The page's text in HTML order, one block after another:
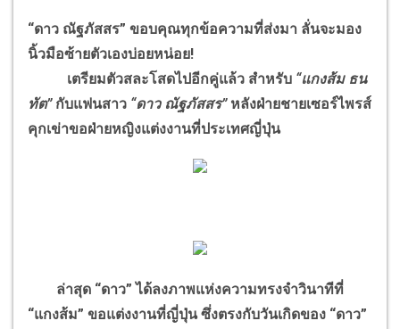
“ดาว ณัฐภัสสร” ขอบคุณทุกข้อความที่ส่งมา ลั่นจะมอง
นิ้วมือซ้ายตัวเองบ่อยหน่อย!
เตรียมตัวสละโสดไปอีกคู่แล้ว สำหรับ “แกงส้ม ธน
ทัต”กับแฟนสาว “ดาว ณัฐภัสสร”หลังฝ่ายชายเซอร์ไพรส์
คุกเข่าขอฝ่ายหญิงแต่งงานที่ประเทศญี่ปุ่น
ล่าสุด “ดาว” ได้ลงภาพแห่งความทรงจำวินาทีที่
“แกงส้ม” ขอแต่งงานที่ญี่ปุ่น ซึ่งตรงกับวันเกิดของ “ดาว”